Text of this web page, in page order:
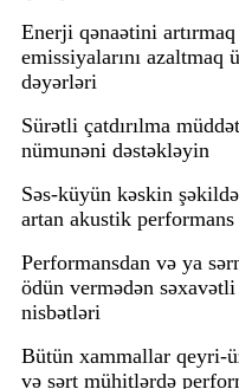
Enerji qənaətini
emissiyalarını azaltmaq
dəyərləri
Sürətli çatdırılma
nümunəni dəstəkləyin
Səs-küyün kəskin
artan akustik performans
Performansdan və ya
ödün vermədən
nisbətləri
Bütün xammallar qeyri-
və sərt mühitlərdə